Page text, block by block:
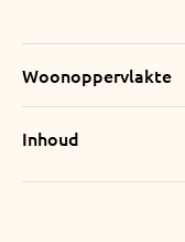
Woonoppervlakte
Inhoud